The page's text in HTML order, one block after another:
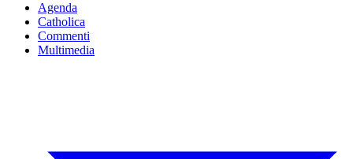
Agenda
Catholica
Commenti
Multimedia